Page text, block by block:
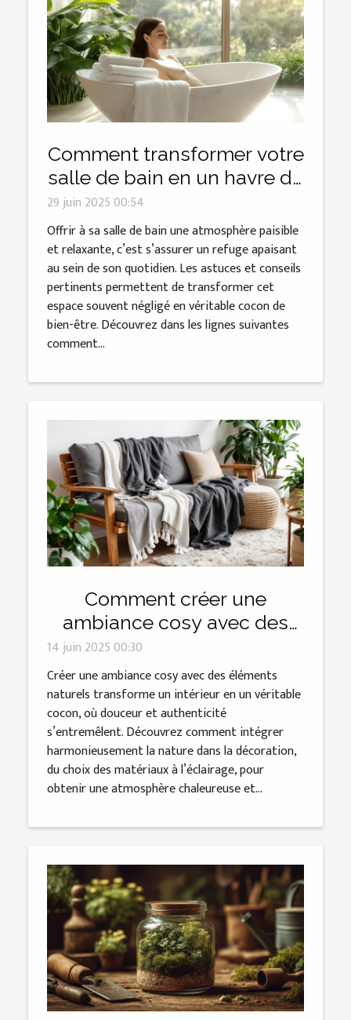
Comment transformer votre
salle de bain en un havre de
29 juin 2025 00:54
Offrir à sa salle de bain une atmosphère paisible
et relaxante, c’est s’assurer un refuge apaisant
au sein de son quotidien. Les astuces et conseils
pertinents permettent de transformer cet
espace souvent négligé en véritable cocon de
bien-être. Découvrez dans les lignes suivantes
comment...
Comment créer une
ambiance cosy avec des
éléments naturels
14 juin 2025 00:30
Créer une ambiance cosy avec des éléments
naturels transforme un intérieur en un véritable
cocon, où douceur et authenticité
s’entremêlent. Découvrez comment intégrer
harmonieusement la nature dans la décoration,
du choix des matériaux à l’éclairage, pour
obtenir une atmosphère chaleureuse et...